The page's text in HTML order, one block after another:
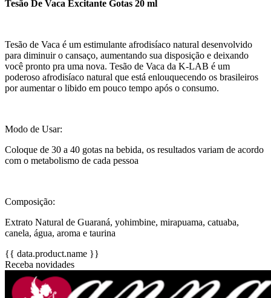
Tesão De Vaca Excitante Gotas 20 ml
Tesão de Vaca é um estimulante afrodisíaco natural desenvolvido
para diminuir o cansaço, aumentando sua disposição e deixando
você pronto pra uma nova. Tesão de Vaca da K-LAB é um
poderoso afrodisíaco natural que está enlouquecendo os brasileiros
por aumentar o libido em pouco tempo após o consumo.
Modo de Usar:
Coloque de 30 a 40 gotas na bebida, os resultados variam de acordo
com o metabolismo de cada pessoa
Composição:
Extrato Natural de Guaraná, yohimbine, mirapuama, catuaba,
canela, água, aroma e taurina
{{ data.product.name }}
Receba novidades